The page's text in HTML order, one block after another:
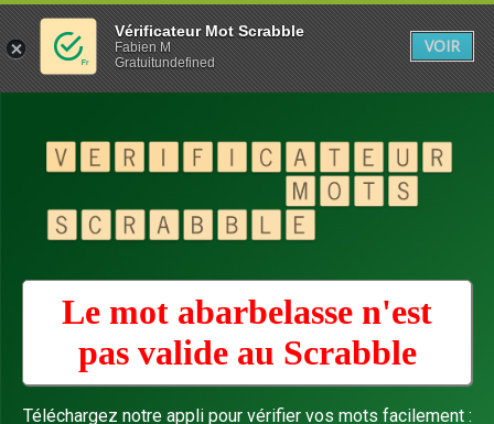
Le mot abarbelasse n'est
pas valide au Scrabble
Téléchargez notre appli pour vérifier vos mots facilement :
Vérificateur Mot Scrabble
Fabien M
Gratuitundefined
VOIR